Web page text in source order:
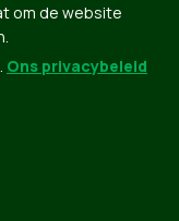
om de website
Ons privacybeleid